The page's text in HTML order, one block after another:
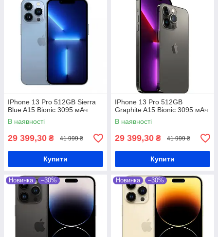
IPhone 13 Pro 512GB Sierra
Blue A15 Bionic 3095 мАч
В наявності
29 399,30 ₴ 41 999 ₴
Купити
IPhone 13 Pro 512GB
Graphite A15 Bionic 3095 мАч
В наявності
29 399,30 ₴ 41 999 ₴
Купити
Новинка –30% Новинка –30%